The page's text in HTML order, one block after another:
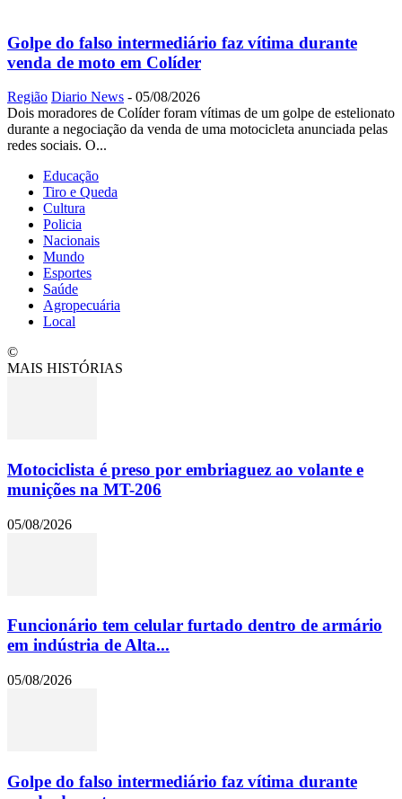
Golpe do falso intermediário faz vítima durante
venda de moto em Colíder
Região Diario News - 05/08/2026
Dois moradores de Colíder foram vítimas de um golpe de estelionato
durante a negociação da venda de uma motocicleta anunciada pelas
redes sociais. O...
Educação
Tiro e Queda
Cultura
Policia
Nacionais
Mundo
Esportes
Saúde
Agropecuária
Local
©
MAIS HISTÓRIAS
Motociclista é preso por embriaguez ao volante e
munições na MT-206
05/08/2026
Funcionário tem celular furtado dentro de armário
em indústria de Alta...
05/08/2026
Golpe do falso intermediário faz vítima durante